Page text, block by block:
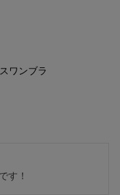
ワンブラ
す！